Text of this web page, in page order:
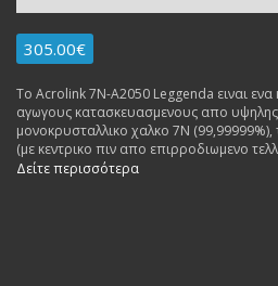
305.00€
To Acrolink 7N-A2050 Leggenda ειναι
αγωγους κατασκευασμενους απο
μονοκρυσταλλικο χαλκο 7N
(με κεντρικο πιν απο επιρροδιωμενο
επιρροδιωμενο φωσφορικο χαλκο.
Δείτε περισσότερα